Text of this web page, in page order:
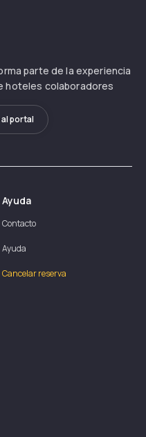
parte de la experiencia
hoteles colaboradores
portal
Ayuda
Contacto
Ayuda
Cancelar reserva